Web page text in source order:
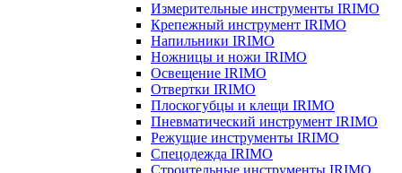
Измерительные инструменты IRIMO
Крепежный инструмент IRIMO
Напильники IRIMO
Ножницы и ножи IRIMO
Освещение IRIMO
Отвертки IRIMO
Плоскогубцы и клещи IRIMO
Пневматический инструмент IRIMO
Режущие инструменты IRIMO
Спецодежда IRIMO
Строительные инструменты IRIMO